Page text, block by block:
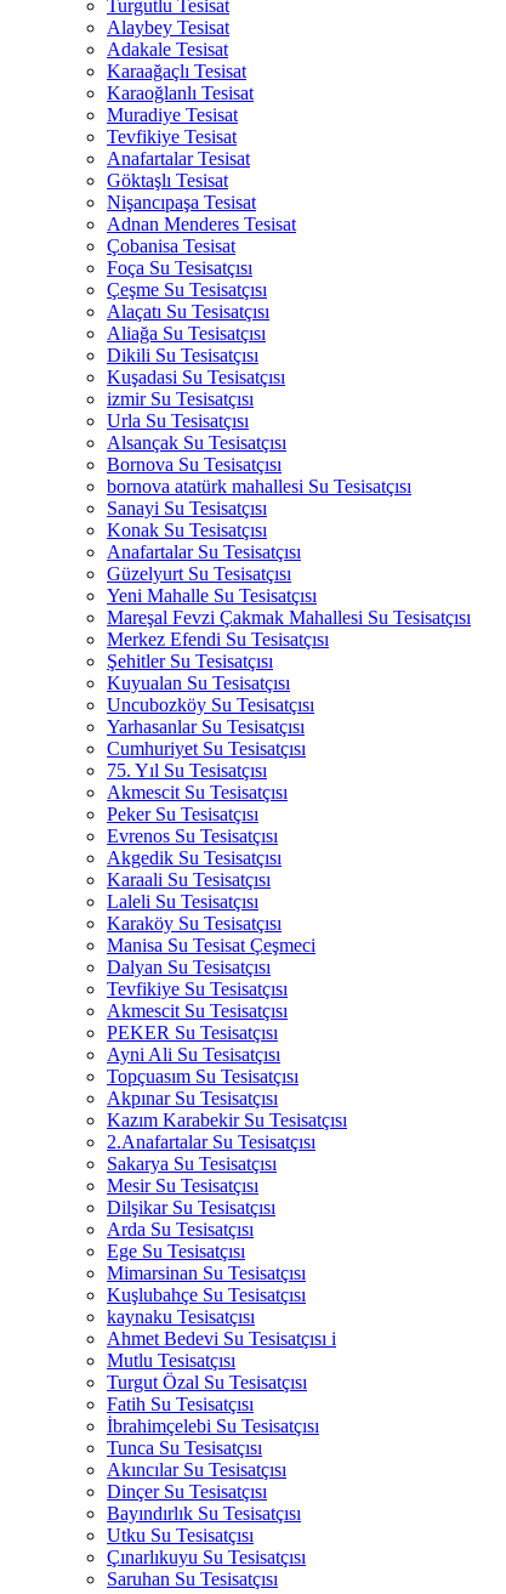
Turgutlu Tesisat
Alaybey Tesisat
Adakale Tesisat
Karaağaçlı Tesisat
Karaoğlanlı Tesisat
Muradiye Tesisat
Tevfikiye Tesisat
Anafartalar Tesisat
Göktaşlı Tesisat
Nişancıpaşa Tesisat
Adnan Menderes Tesisat
Çobanisa Tesisat
Foça Su Tesisatçısı
Çeşme Su Tesisatçısı
Alaçatı Su Tesisatçısı
Aliağa Su Tesisatçısı
Dikili Su Tesisatçısı
Kuşadasi Su Tesisatçısı
izmir Su Tesisatçısı
Urla Su Tesisatçısı
Alsançak Su Tesisatçısı
Bornova Su Tesisatçısı
bornova atatürk mahallesi Su Tesisatçısı
Sanayi Su Tesisatçısı
Konak Su Tesisatçısı
Anafartalar Su Tesisatçısı
Güzelyurt Su Tesisatçısı
Yeni Mahalle Su Tesisatçısı
Mareşal Fevzi Çakmak Mahallesi Su Tesisatçısı
Merkez Efendi Su Tesisatçısı
Şehitler Su Tesisatçısı
Kuyualan Su Tesisatçısı
Uncubozköy Su Tesisatçısı
Yarhasanlar Su Tesisatçısı
Cumhuriyet Su Tesisatçısı
75. Yıl Su Tesisatçısı
Akmescit Su Tesisatçısı
Peker Su Tesisatçısı
Evrenos Su Tesisatçısı
Akgedik Su Tesisatçısı
Karaali Su Tesisatçısı
Laleli Su Tesisatçısı
Karaköy Su Tesisatçısı
Manisa Su Tesisat Çeşmeci
Dalyan Su Tesisatçısı
Tevfikiye Su Tesisatçısı
Akmescit Su Tesisatçısı
PEKER Su Tesisatçısı
Ayni Ali Su Tesisatçısı
Topçuasım Su Tesisatçısı
Akpınar Su Tesisatçısı
Kazım Karabekir Su Tesisatçısı
2.Anafartalar Su Tesisatçısı
Sakarya Su Tesisatçısı
Mesir Su Tesisatçısı
Dilşikar Su Tesisatçısı
Arda Su Tesisatçısı
Ege Su Tesisatçısı
Mimarsinan Su Tesisatçısı
Kuşlubahçe Su Tesisatçısı
kaynaku Tesisatçısı
Ahmet Bedevi Su Tesisatçısı i
Mutlu Tesisatçısı
Turgut Özal Su Tesisatçısı
Fatih Su Tesisatçısı
İbrahimçelebi Su Tesisatçısı
Tunca Su Tesisatçısı
Akıncılar Su Tesisatçısı
Dinçer Su Tesisatçısı
Bayındırlık Su Tesisatçısı
Utku Su Tesisatçısı
Çınarlıkuyu Su Tesisatçısı
Saruhan Su Tesisatçısı